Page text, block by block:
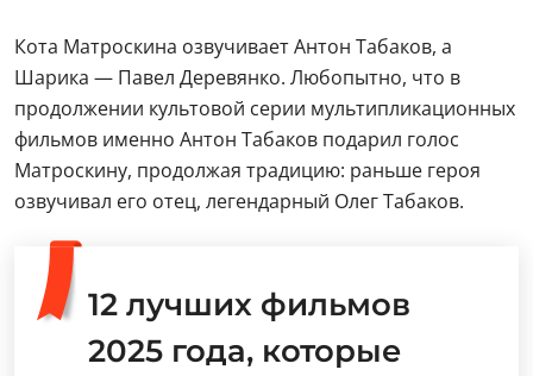
Кота Матроскина озвучивает Антон Табаков, а
Шарика — Павел Деревянко. Любопытно, что в
продолжении культовой серии мультипликационных
фильмов именно Антон Табаков подарил голос
Матроскину, продолжая традицию: раньше героя
озвучивал его отец, легендарный Олег Табаков.
12 лучших фильмов
2025 года, которые